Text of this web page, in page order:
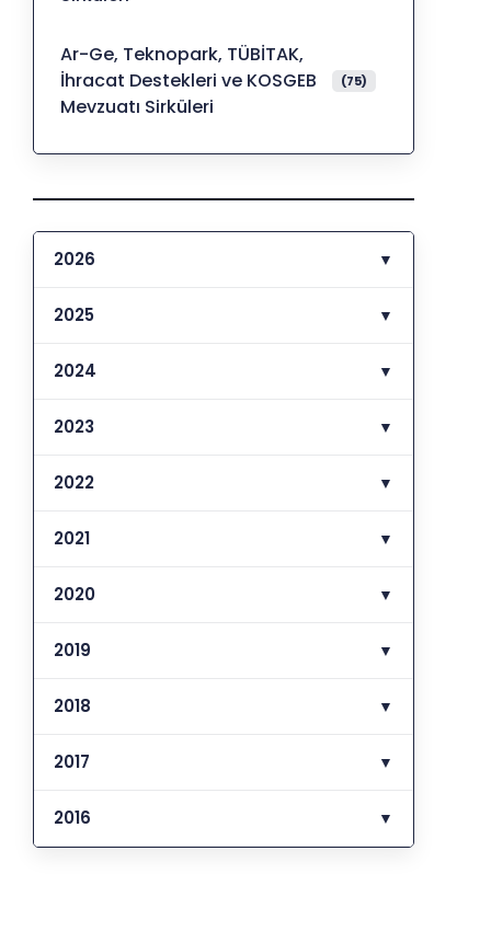
Ar-Ge, Teknopark, TÜBİTAK,
İhracat Destekleri ve KOSGEB
Mevzuatı Sirküleri
(75)
2026 ▼
2025 ▼
2024 ▼
2023 ▼
2022 ▼
2021 ▼
2020 ▼
2019 ▼
2018 ▼
2017 ▼
2016 ▼